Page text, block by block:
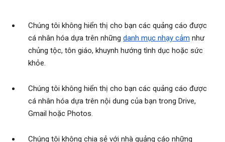
Chúng tôi không hiển thị cho bạn các quảng cáo được
cá nhân hóa dựa trên những danh mục nhạy cảm như
chủng tộc, tôn giáo, khuynh hướng tình dục hoặc sức
khỏe.
Chúng tôi không hiển thị cho bạn các quảng cáo được
cá nhân hóa dựa trên nội dung của bạn trong Drive,
Gmail hoặc Photos.
Chúng tôi không chia sẻ với nhà quảng cáo những